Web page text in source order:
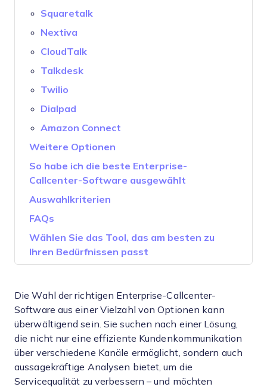
Squaretalk
Nextiva
CloudTalk
Talkdesk
Twilio
Dialpad
Amazon Connect
Weitere Optionen
So habe ich die beste Enterprise-
Callcenter-Software ausgewählt
Auswahlkriterien
FAQs
Wählen Sie das Tool, das am besten zu
Ihren Bedürfnissen passt
Die Wahl der richtigen Enterprise-Callcenter-
Software aus einer Vielzahl von Optionen kann
überwältigend sein. Sie suchen nach einer Lösung,
die nicht nur eine effiziente Kundenkommunikation
über verschiedene Kanäle ermöglicht, sondern auch
aussagekräftige Analysen bietet, um die
Servicequalität zu verbessern – und möchten